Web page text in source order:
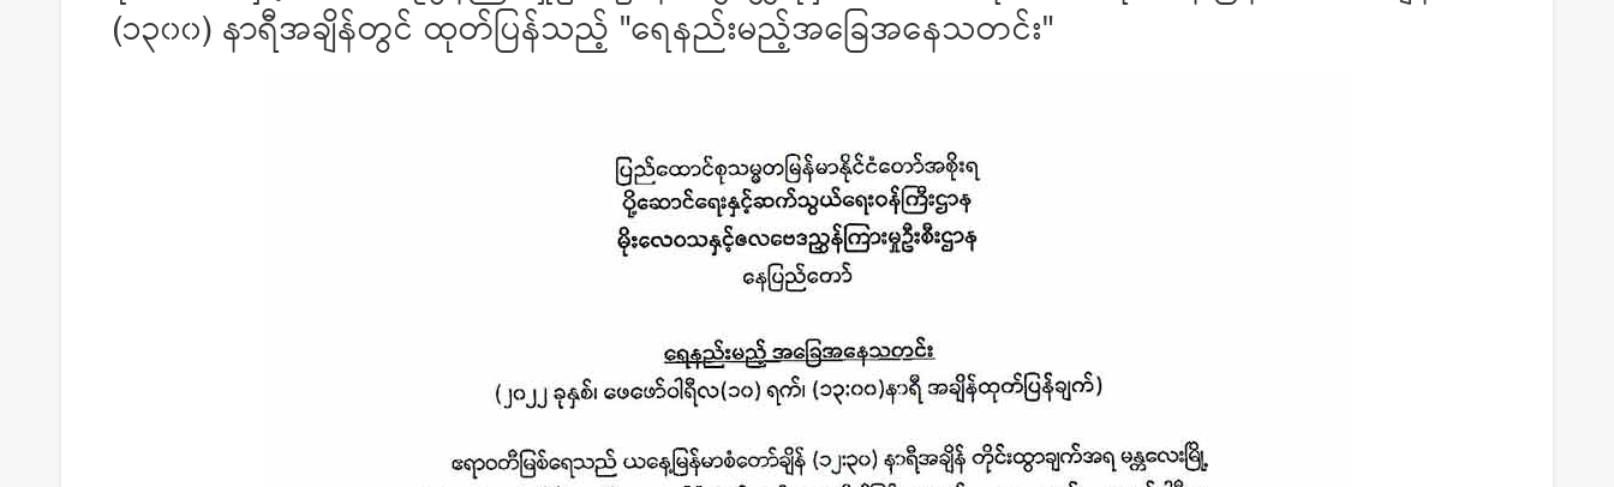
(၁၃၀၀) နာရီအချိန်တွင် ထုတ်ပြန်သည့် "ရေနည်းမည့်အခြေအနေသတင်း"